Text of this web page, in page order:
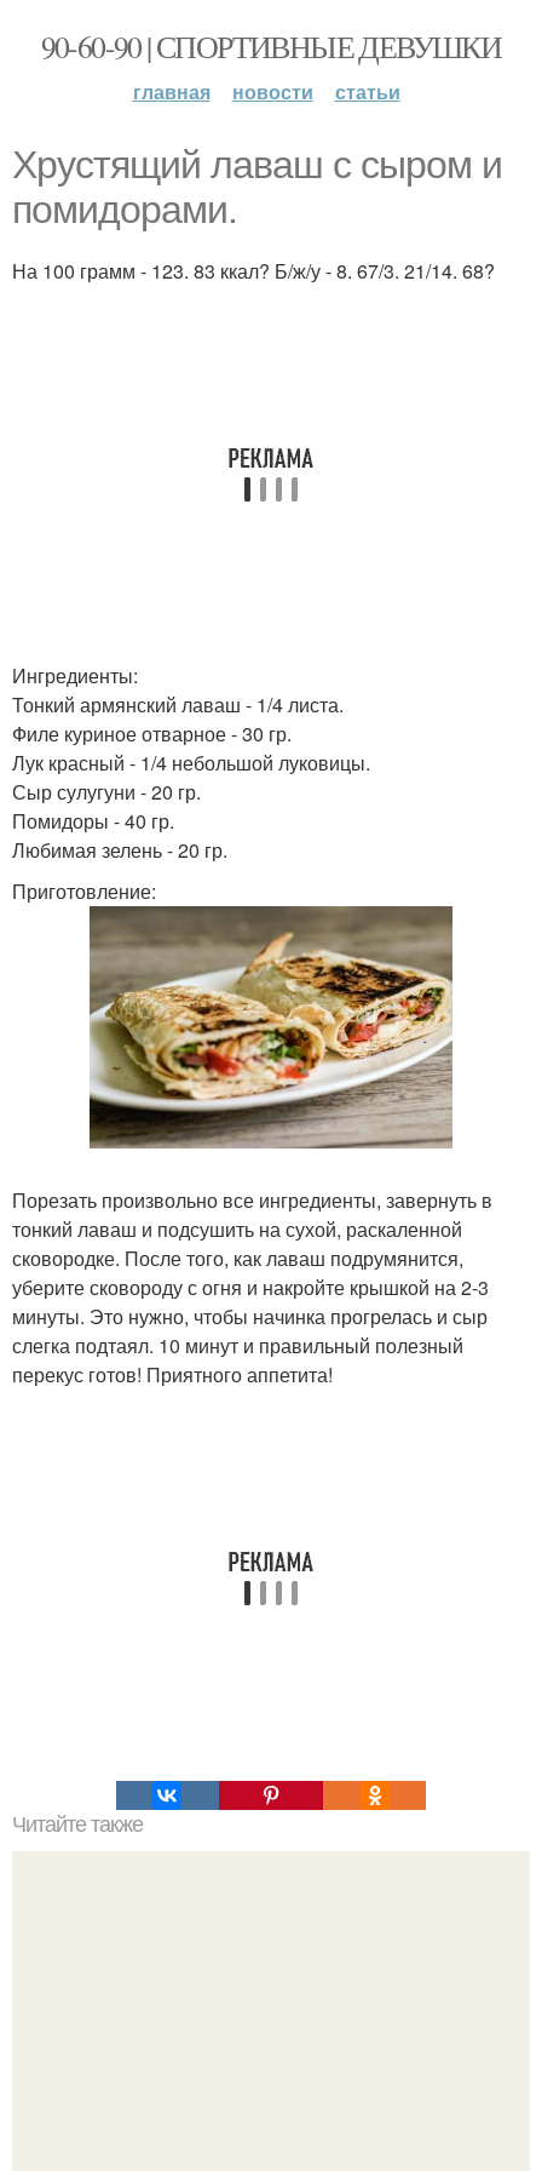
90-60-90 | СПОРТИВНЫЕ ДЕВУШКИ
главная новости статьи
Хрустящий лаваш с сыром и
помидорами.
На 100 грамм - 123. 83 ккал? Б/ж/у - 8. 67/3. 21/14. 68?
Ингредиенты:
Тонкий армянский лаваш - 1/4 листа.
Филе куриное отварное - 30 гр.
Лук красный - 1/4 небольшой луковицы.
Сыр сулугуни - 20 гр.
Помидоры - 40 гр.
Любимая зелень - 20 гр.
Приготовление:
Порезать произвольно все ингредиенты, завернуть в
тонкий лаваш и подсушить на сухой, раскаленной
сковородке. После того, как лаваш подрумянится,
уберите сковороду с огня и накройте крышкой на 2-3
минуты. Это нужно, чтобы начинка прогрелась и сыр
слегка подтаял. 10 минут и правильный полезный
перекус готов! Приятного аппетита!
Читайте также